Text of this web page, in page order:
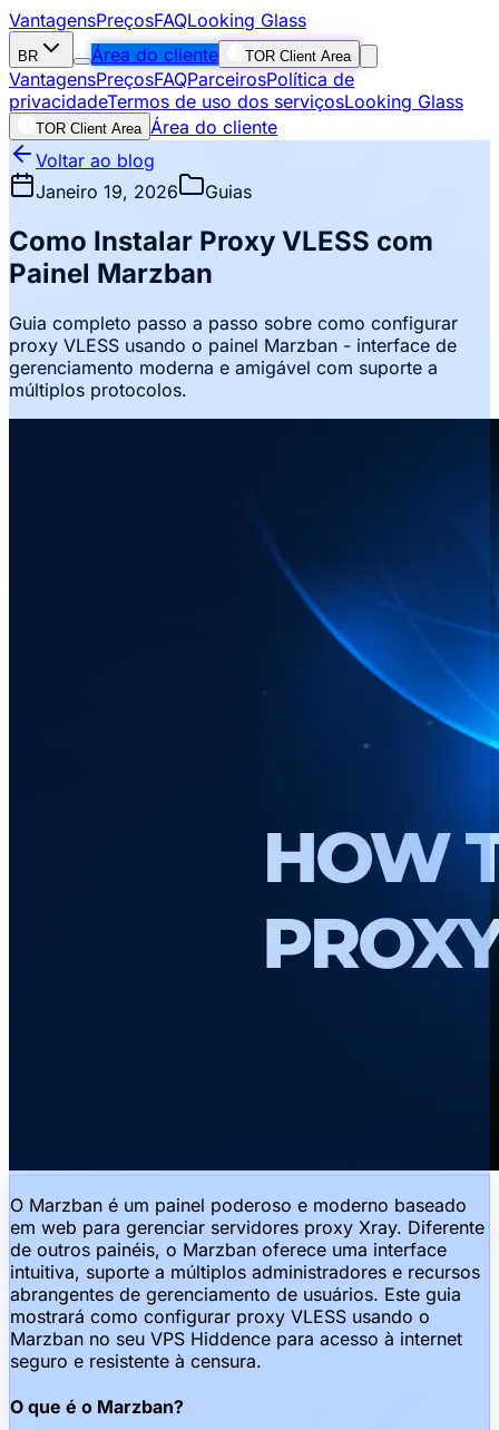
VantagensPreçosFAQLooking Glass
BR Área do cliente TOR Client Area
VantagensPreçosFAQParceirosPolítica de
privacidadeTermos de uso dos serviçosLooking Glass
TOR Client Area Área do cliente
Voltar ao blog
Janeiro 19, 2026
Guias
Como Instalar Proxy VLESS com
Painel Marzban
Guia completo passo a passo sobre como configurar
proxy VLESS usando o painel Marzban - interface de
gerenciamento moderna e amigável com suporte a
múltiplos protocolos.
O Marzban é um painel poderoso e moderno baseado
em web para gerenciar servidores proxy Xray. Diferente
de outros painéis, o Marzban oferece uma interface
intuitiva, suporte a múltiplos administradores e recursos
abrangentes de gerenciamento de usuários. Este guia
mostrará como configurar proxy VLESS usando o
Marzban no seu VPS Hiddence para acesso à internet
seguro e resistente à censura.
O que é o Marzban?